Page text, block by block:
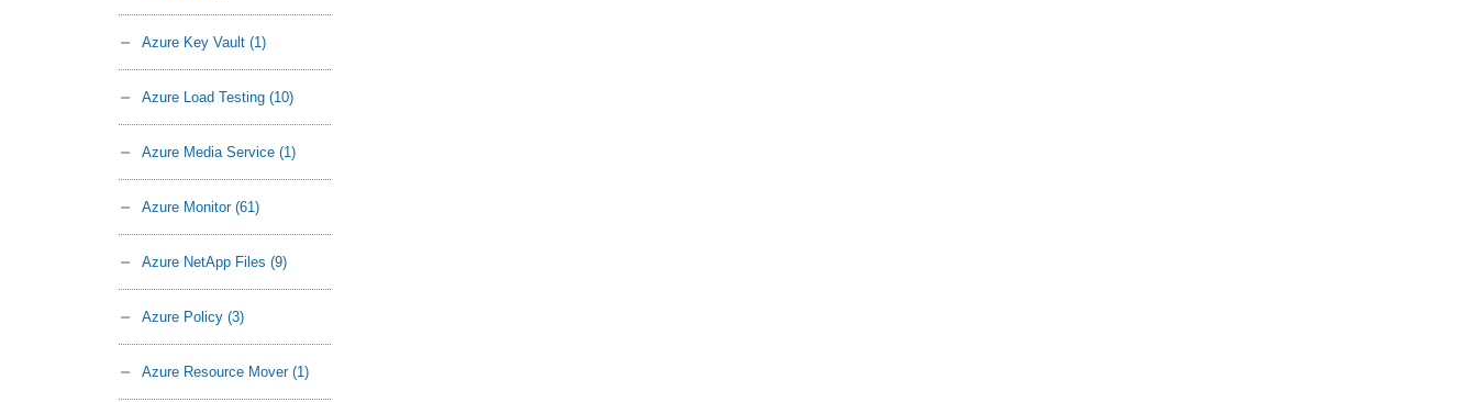
Azure Key Vault (1)
Azure Load Testing (10)
Azure Media Service (1)
Azure Monitor (61)
Azure NetApp Files (9)
Azure Policy (3)
Azure Resource Mover (1)